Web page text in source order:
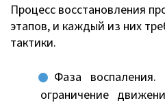
Процесс восстановления
этапов, и каждый из них
тактики.
Фаза
ограничение